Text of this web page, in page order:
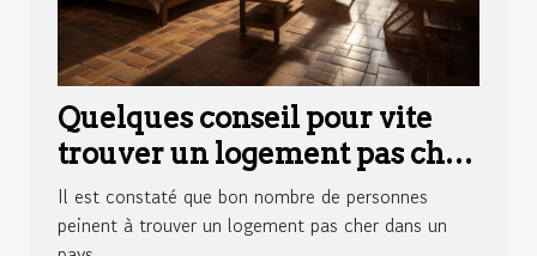
Quelques conseil pour vite
trouver un logement pas cher
en Espagne
Il est constaté que bon nombre de personnes
peinent à trouver un logement pas cher dans un